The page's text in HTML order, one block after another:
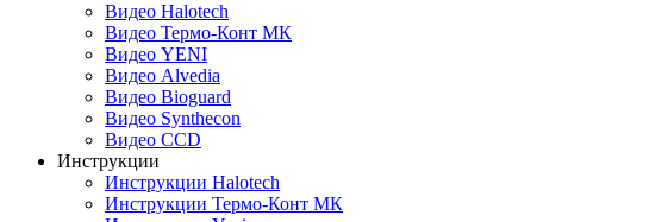
Видео Halotech
Видео Термо-Конт МК
Видео YENI
Видео Alvedia
Видео Bioguard
Видео Synthecon
Видео CCD
Инструкции
Инструкции Halotech
Инструкции Термо-Конт МК